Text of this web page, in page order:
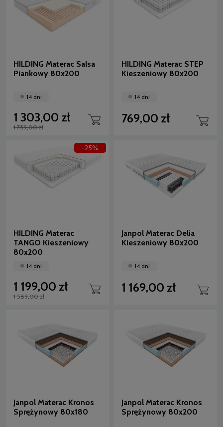
HILDING Materac Salsa
Piankowy 80x200
14 dni
1 303,00 zł
1 759,00 zł
HILDING Materac STEP
Kieszeniowy 80x200
14 dni
769,00 zł
HILDING Materac
TANGO Kieszeniowy
80x200
14 dni
1 199,00 zł
1 589,00 zł
-25%
Janpol Materac Delia
Kieszeniowy 80x200
14 dni
1 169,00 zł
Janpol Materac Kronos
Sprężynowy 80x180
Janpol Materac Kronos
Sprężynowy 80x200